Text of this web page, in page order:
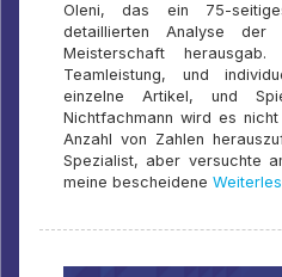
Oleni, das ein 75-
detaillierten Analyse der
Meisterschaft
Teamleistung, und
einzelne Artikel, und
Nichtfachmann wird es
Anzahl von Zahlen
Spezialist, aber versuchte
meine bescheidene